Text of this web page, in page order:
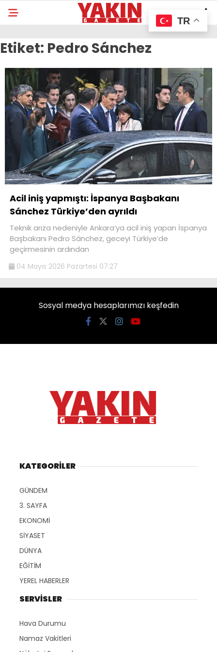
Etiket: Pedro Sánchez
Acil iniş yapmıştı: İspanya Başbakanı
Sánchez Türkiye’den ayrıldı
Teknik arıza nedeniyle Ankara’ya acil iniş yapan İspanya
Başbakanı Pedro Sánchez, geceyi Türkiye’de
geçirmesinin ardından
04 Mayıs 2026 Pazartesi 07:27
Sosyal medya hesaplarımızı keşfedin
KATEGORİLER
GÜNDEM
3. SAYFA
EKONOMİ
SİYASET
DÜNYA
EĞİTİM
YEREL HABERLER
SERVİSLER
Hava Durumu
Namaz Vakitleri
TR